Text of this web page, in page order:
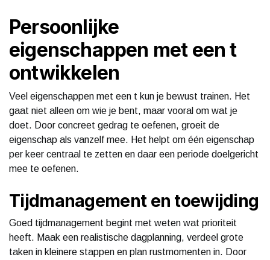
Persoonlijke
eigenschappen met een t
ontwikkelen
Veel eigenschappen met een t kun je bewust trainen. Het
gaat niet alleen om wie je bent, maar vooral om wat je
doet. Door concreet gedrag te oefenen, groeit de
eigenschap als vanzelf mee. Het helpt om één eigenschap
per keer centraal te zetten en daar een periode doelgericht
mee te oefenen.
Tijdmanagement en toewijding
Goed tijdmanagement begint met weten wat prioriteit
heeft. Maak een realistische dagplanning, verdeel grote
taken in kleinere stappen en plan rustmomenten in. Door